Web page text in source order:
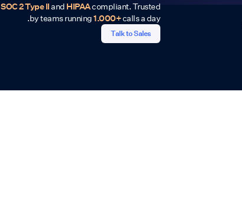
SOC 2 Type IIand HIPAAcompliant. Trusted
by teams running1.000+calls a day.
Talk to Sales